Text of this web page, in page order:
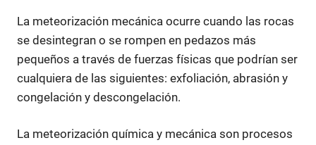
La meteorización mecánica ocurre cuando las rocas
se desintegran o se rompen en pedazos más
pequeños a través de fuerzas físicas que podrían ser
cualquiera de las siguientes: exfoliación, abrasión y
congelación y descongelación.
La meteorización química y mecánica son procesos